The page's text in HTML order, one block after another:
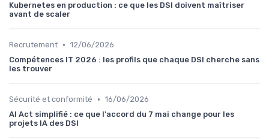
Kubernetes en production : ce que les DSI doivent maîtriser
avant de scaler
Recrutement • 12/06/2026
Compétences IT 2026 : les profils que chaque DSI cherche sans
les trouver
Sécurité et conformité • 16/06/2026
AI Act simplifié : ce que l'accord du 7 mai change pour les
projets IA des DSI